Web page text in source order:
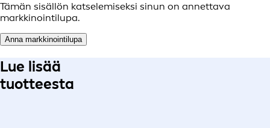
Tämän sisällön katselemiseksi sinun on annettava
markkinointilupa.
Anna markkinointilupa
Lue lisää
tuotteesta